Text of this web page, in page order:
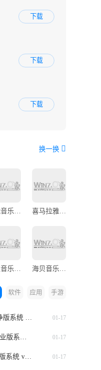
下载
下载
下载
换一换
喜马拉雅最新版本
手游
应用
软件
01-17
01-17
01-17